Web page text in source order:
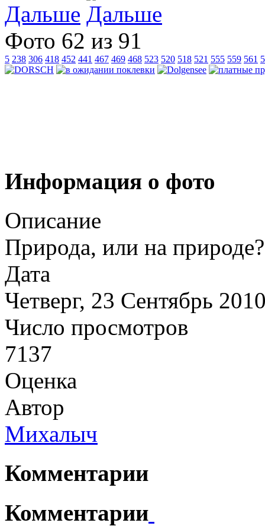
Дальше
Фото 62 из 91
5 238 306 418 452 441 467 469 468 523 520 518 521 555 559 561
Информация о фото
Описание
Природа, или на
Дата
Четверг, 23 Сентябрь
Число просмотров
7137
Оценка
Автор
Михалыч
Комментарии
Комментарии